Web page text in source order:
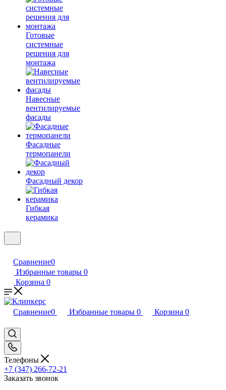
Готовые
системные
решения для
монтажа
Навесные
вентилируемые
фасады
Фасадные
термопанели
Фасадный декор
Гибкая
керамика
Сравнение0
Избранные товары 0
Корзина 0
Сравнение0 Избранные товары 0 Корзина 0
Телефоны
+7 (347) 266-72-21
Заказать звонок